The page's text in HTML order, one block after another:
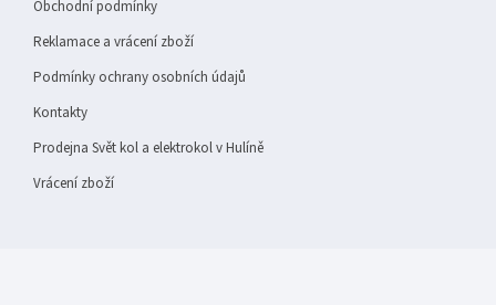
Obchodní podmínky
Reklamace a vrácení zboží
Podmínky ochrany osobních údajů
Kontakty
Prodejna Svět kol a elektrokol v Hulíně
Vrácení zboží